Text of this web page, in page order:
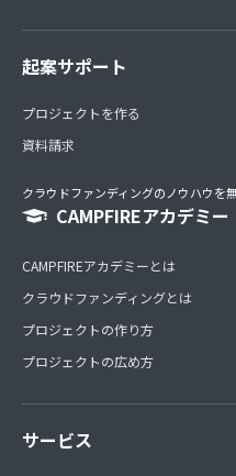
起案サポート
プロジェクトを作る
資料請求
クラウドファンディングのノウハウを
CAMPFIREアカデミー
CAMPFIREアカデミーとは
クラウドファンディングとは
プロジェクトの作り方
プロジェクトの広め方
サービス